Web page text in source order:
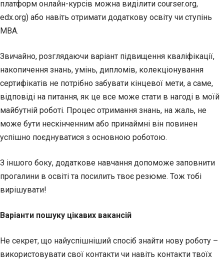
платформ онлайн-курсів можна виділити courser.org,
edx.org) або навіть отримати додаткову освіту чи ступінь
МВА.
Звичайно, розглядаючи варіант підвищення кваліфікації,
накопичення знань, умінь, дипломів, колекціонування
сертифікатів не потрібно забувати кінцевої мети, а саме,
відповіді на питання, як це все може стати в нагоді в моїй
майбутній роботі. Процес отримання знань, на жаль, не
може бути нескінченним або принаймні він повинен
успішно поєднуватися з основною роботою.
З іншого боку, додаткове навчання допоможе заповнити
прогалини в освіті та посилить твоє резюме. Тож тобі
вирішувати!
Варіанти пошуку цікавих вакансій
Не секрет, що найуспішніший спосіб знайти нову роботу –
використовувати свої контакти чи навіть контакти твоїх